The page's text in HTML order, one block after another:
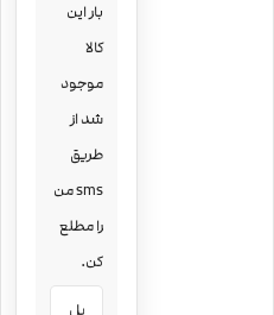
بار این
کالا
موجود
شد از
طریق
sms من
را مطلع
کن.